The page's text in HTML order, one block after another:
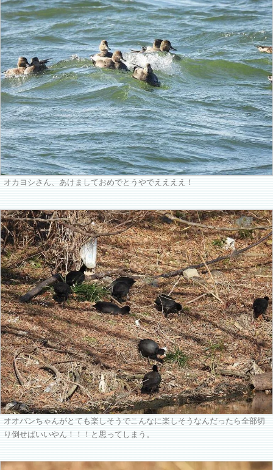
オカヨシさん、あけましておめでとうやでええええ！
オオバンちゃんがとても楽しそうでこんなに楽しそうなんだったら全部切
り倒せばいいやん！！！と思ってしまう。